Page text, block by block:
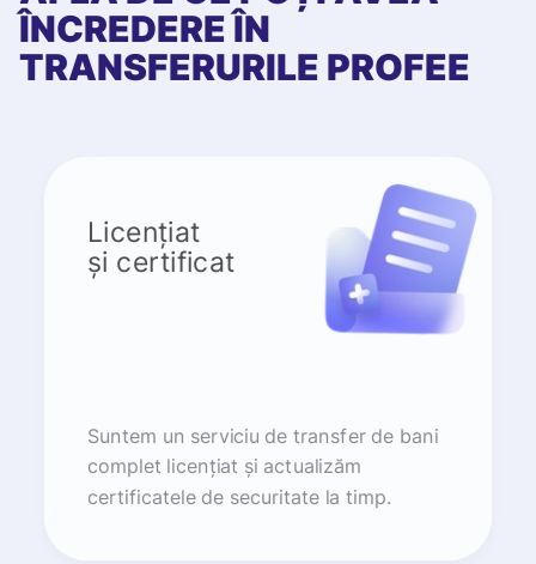
ÎNCREDERE ÎN
TRANSFERURILE PROFEE
Licențiat
și certificat
Suntem un serviciu de transfer de bani
complet licențiat și actualizăm
certificatele de securitate la timp.